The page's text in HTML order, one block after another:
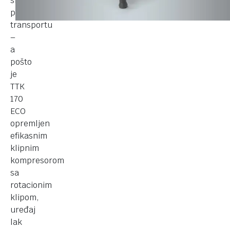
pri
transportu
–
a
pošto
je
TTK
170
ECO
opremljen
efikasnim
klipnim
kompresorom
sa
rotacionim
klipom,
uređaj
lak